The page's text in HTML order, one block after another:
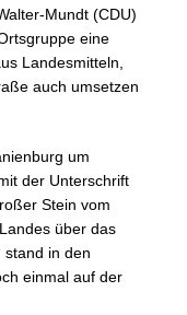
Mundt (CDU)
eine
Landesmitteln,
auch umsetzen
um
der Unterschrift
Stein vom
über das
stand in den
einmal auf der